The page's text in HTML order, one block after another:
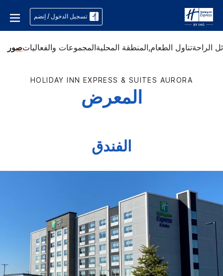
تسجيل الدخول / إنضم
الراحةتناول الطعام,المنطقة المحليةالمجموعات والفعالياتصور
HOLIDAY INN EXPRESS & SUITES AURORA
المعرض
الفندق